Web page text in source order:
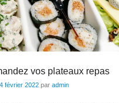
vos plateaux repas
4 février 2022 par admin